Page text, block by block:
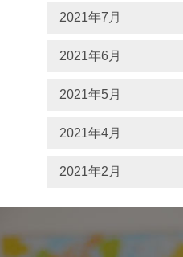
2021年7月
2021年6月
2021年5月
2021年4月
2021年2月